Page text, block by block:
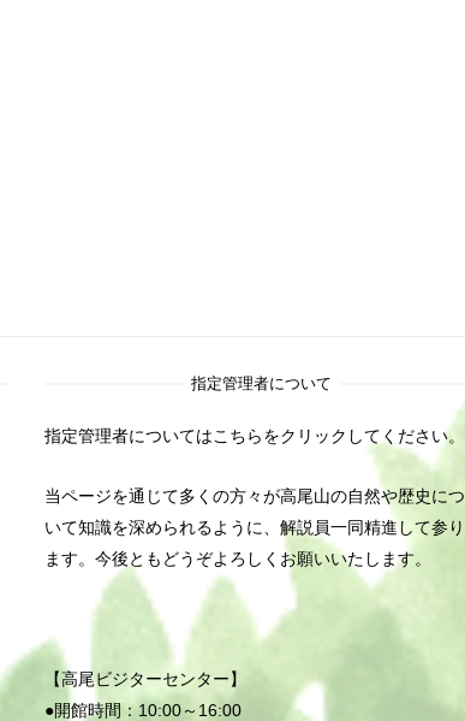
指定管理者について
指定管理者についてはこちらをクリックしてください。
当ページを通じて多くの方々が高尾山の自然や歴史につ
いて知識を深められるように、解説員一同精進して参り
ます。今後ともどうぞよろしくお願いいたします。
【高尾ビジターセンター】
●開館時間：10:00～16:00